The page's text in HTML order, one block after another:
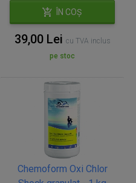
ÎN COȘ
39,00 Lei cu TVA inclus
pe stoc
Chemoform Oxi Chlor